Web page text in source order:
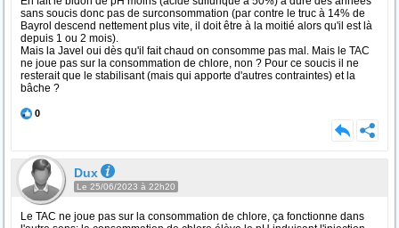
sans soucis donc pas de surconsommation (par contre le truc à 14% de
Bayrol descend nettement plus vite, il doit être à la moitié alors qu'il est là
depuis 1 ou 2 mois).
Mais la Javel oui dès qu'il fait chaud on consomme pas mal. Mais le TAC
ne joue pas sur la consommation de chlore, non ? Pour ce soucis il ne
resterait que le stabilisant (mais qui apporte d'autres contraintes) et la
bâche ?
0
Dux
Le 25/06/2023 à 22h20
Le TAC ne joue pas sur la consommation de chlore, ça fonctionne dans